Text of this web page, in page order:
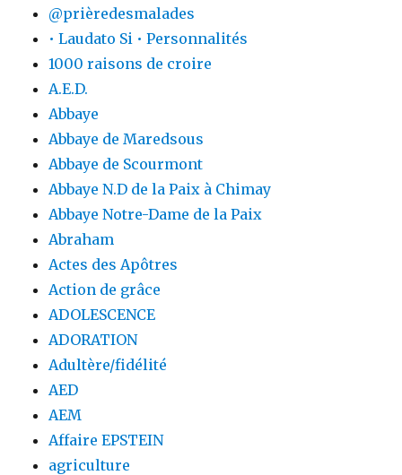
@prièredesmalades
• Laudato Si • Personnalités
1000 raisons de croire
A.E.D.
Abbaye
Abbaye de Maredsous
Abbaye de Scourmont
Abbaye N.D de la Paix à Chimay
Abbaye Notre-Dame de la Paix
Abraham
Actes des Apôtres
Action de grâce
ADOLESCENCE
ADORATION
Adultère/fidélité
AED
AEM
Affaire EPSTEIN
agriculture